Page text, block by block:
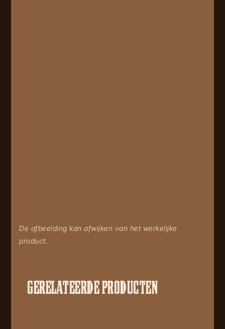
De afbeelding kan afwijken van het werkelijke
product.
GERELATEERDE PRODUCTEN